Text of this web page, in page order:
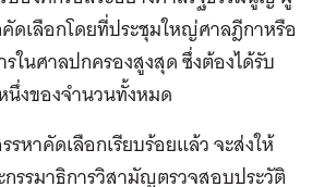
ดเลือกโดยที่ประชุมใหญ่ศาลฎีกาหรือ
ในศาลปกครองสูงสุด ซึ่งต้องได้รับ
นึ่งของจํานวนทั้งหมด
หาคัดเลือกเรียบร้อยแล้ว จะส่งให้
รมาธิการวิสามัญตรวจสอบประวัติ